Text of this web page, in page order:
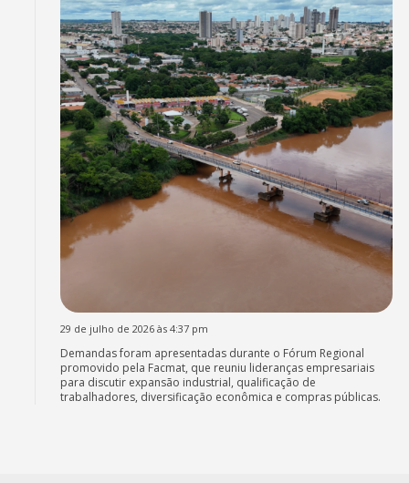
29 de julho de 2026 às 4:37 pm
Demandas foram apresentadas durante o Fórum Regional
promovido pela Facmat, que reuniu lideranças empresariais
para discutir expansão industrial, qualificação de
trabalhadores, diversificação econômica e compras públicas.